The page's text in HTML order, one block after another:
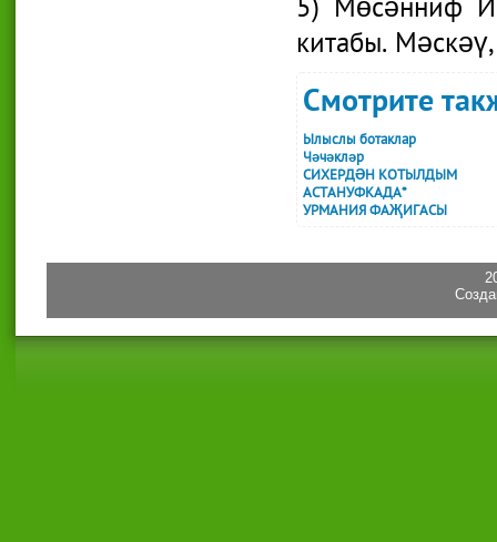
5) Мөсәнниф
китабы.
Смотрите
Ылыслы ботаклар
Чәчәкләр
СИХЕРДӘН КОТЫЛДЫМ
АСТАНУФКАДА*
УРМАНИЯ ФАҖИГАСЫ